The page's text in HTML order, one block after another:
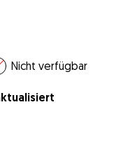
Nicht verfügbar